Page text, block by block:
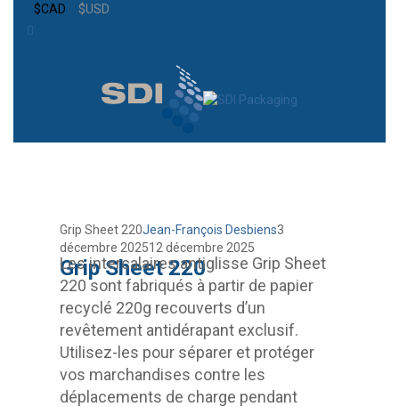
$CAD $USD
Grip Sheet 220Jean-François Desbiens3
décembre 202512 décembre 2025
Grip Sheet 220
Les intercalaires antiglisse Grip Sheet
220 sont fabriqués à partir de papier
recyclé 220g recouverts d’un
revêtement antidérapant exclusif.
Utilisez-les pour séparer et protéger
vos marchandises contre les
déplacements de charge pendant